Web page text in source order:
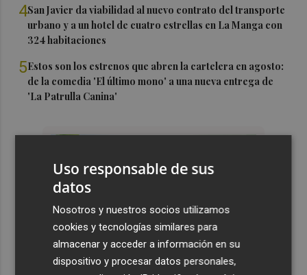
4San Javier da viabilidad al nuevo contrato del transporte
urbano y a un hotel de cuatro estrellas en La Manga con
324 habitaciones
5Estos son los estrenos que abren la cartelera en agosto:
de la comedia 'El último mono' a una nueva entrega de
'La Patrulla Canina'
Uso responsable de sus
datos
Nosotros y nuestros socios utilizamos
cookies y tecnologías similares para
almacenar y acceder a información en su
dispositivo y procesar datos personales,